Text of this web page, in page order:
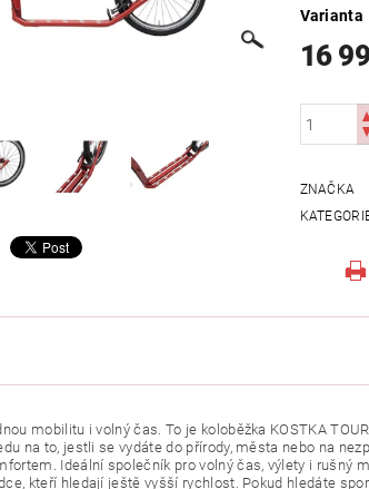
Varianta
16
ZNAČKA
mobilitu i volný čas. To je koloběžka KOSTKA
na to, jestli se vydáte do přírody, města nebo na
Ideální společník pro volný čas, výlety i rušný
kteří hledají ještě vyšší rychlost. Pokud hledáte